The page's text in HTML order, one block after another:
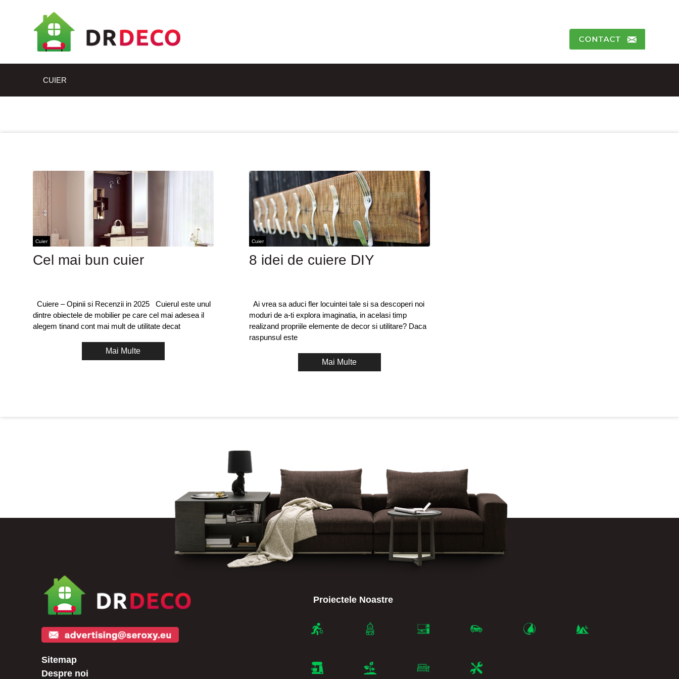
CUIER
Cuier
Cel mai bun cuier
Cuiere – Opinii si Recenzii in 2025 Cuierul este unul
dintre obiectele de mobilier pe care cel mai adesea il
alegem tinand cont mai mult de utilitate decat
Mai Multe
Cuier
8 idei de cuiere DIY
Ai vrea sa aduci fler locuintei tale si sa descoperi noi
moduri de a-ti explora imaginatia, in acelasi timp
realizand propriile elemente de decor si utilitare? Daca
raspunsul este
Mai Multe
Sitemap
Despre noi
Proiectele Noastre